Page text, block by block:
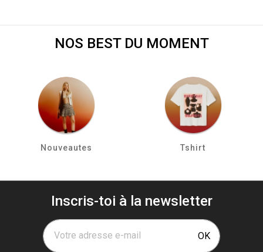
NOS BEST DU MOMENT
Nouveautes Tshirt
Inscris-toi à la newsletter
Votre adresse e-mail OK